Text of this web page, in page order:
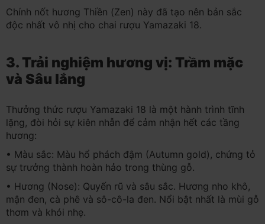
Chính nốt hương Thiền (Zen) này đã tạo nên bản sắc
độc nhất vô nhị cho chai rượu Yamazaki 18.
3. Trải nghiệm hương vị: Trầm mặc
và Sâu lắng
Thưởng thức rượu Yamazaki 18 là một hành trình tĩnh
lặng, đòi hỏi sự kiên nhẫn để cảm nhận hết các tầng
hương:
• Màu sắc: Màu hổ phách đậm (Autumn gold), chứng tỏ
sự trưởng thành hoàn hảo trong thùng gỗ.
• Hương (Nose): Quyến rũ và sâu sắc. Hương nho khô,
mận đen, cà phê và sô-cô-la đen. Nổi bật nhất là mùi gỗ
thơm và khói nhẹ.